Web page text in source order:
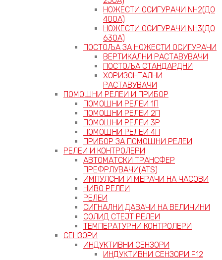
НОЖЕСТИ ОСИГУРАЧИ NH2(ДО
400А)
НОЖЕСТИ ОСИГУРАЧИ NH3(ДО
630А)
ПОСТОЉА ЗА НОЖЕСТИ ОСИГУРАЧИ
ВЕРТИКАЛНИ РАСТАВУВАЧИ
ПОСТОЉА СТАНДАРДНИ
ХОРИЗОНТАЛНИ
РАСТАВУВАЧИ
ПОМОШНИ РЕЛЕИ И ПРИБОР
ПОМОШНИ РЕЛЕИ 1П
ПОМОШНИ РЕЛЕИ 2П
ПОМОШНИ РЕЛЕИ 3P
ПОМОШНИ РЕЛЕИ 4П
ПРИБОР ЗА ПОМОШНИ РЕЛЕИ
РЕЛЕИ И КОНТРОЛЕРИ
АВТОМАТСКИ ТРАНСФЕР
ПРЕФРЛУВАЧИ(ATS)
ИМПУЛСНИ И МЕРАЧИ НА ЧАСОВИ
НИВО РЕЛЕИ
РЕЛЕИ
СИГНАЛНИ ДАВАЧИ НА ВЕЛИЧИНИ
СОЛИД СТЕЈТ РЕЛЕИ
ТЕМПЕРАТУРНИ КОНТРОЛЕРИ
СЕНЗОРИ
ИНДУКТИВНИ СЕНЗОРИ
ИНДУКТИВНИ СЕНЗОРИ F12